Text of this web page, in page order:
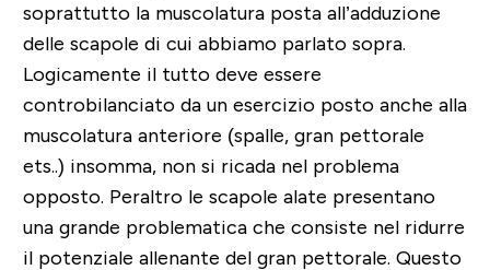
soprattutto la muscolatura posta all’adduzione
delle scapole di cui abbiamo parlato sopra.
Logicamente il tutto deve essere
controbilanciato da un esercizio posto anche alla
muscolatura anteriore (spalle, gran pettorale
ets..) insomma, non si ricada nel problema
opposto. Peraltro le scapole alate presentano
una grande problematica che consiste nel ridurre
il potenziale allenante del gran pettorale. Questo